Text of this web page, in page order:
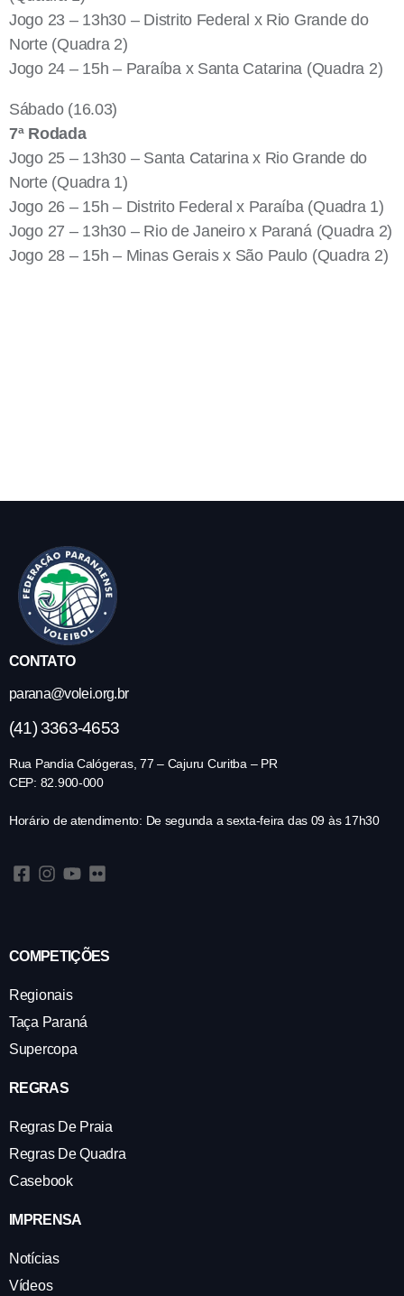
Jogo 23 – 13h30 – Distrito Federal x Rio Grande do
Norte (Quadra 2)
Jogo 24 – 15h – Paraíba x Santa Catarina (Quadra 2)
Sábado (16.03)
7ª Rodada
Jogo 25 – 13h30 – Santa Catarina x Rio Grande do
Norte (Quadra 1)
Jogo 26 – 15h – Distrito Federal x Paraíba (Quadra 1)
Jogo 27 – 13h30 – Rio de Janeiro x Paraná (Quadra 2)
Jogo 28 – 15h – Minas Gerais x São Paulo (Quadra 2)
CONTATO
parana@volei.org.br
(41) 3363-4653
Rua Pandia Calógeras, 77 – Cajuru Curitba – PR
CEP: 82.900-000
Horário de atendimento: De segunda a sexta-feira das 09 às 17h30
COMPETIÇÕES
Regionais
Taça Paraná
Supercopa
REGRAS
Regras De Praia
Regras De Quadra
Casebook
IMPRENSA
Notícias
Vídeos